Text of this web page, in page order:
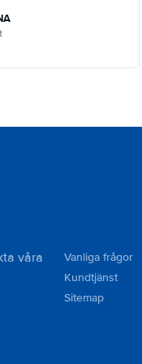
våra
Vanliga frågor
Kundtjänst
Sitemap